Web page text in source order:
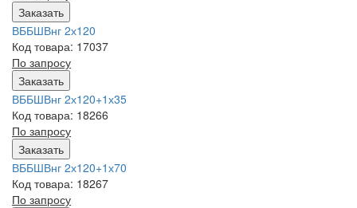
Заказать
ВББШВнг 2х120
Код товара: 17037
По запросу
Заказать
ВББШВнг 2х120+1х35
Код товара: 18266
По запросу
Заказать
ВББШВнг 2х120+1х70
Код товара: 18267
По запросу